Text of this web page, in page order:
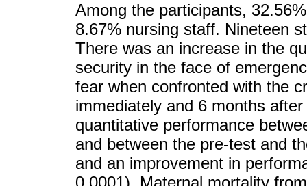
Among the participants,
8.67% nursing staff. Nineteen
There was an increase in the
security in the face of
fear when confronted with the
immediately and 6 months
quantitative performance
and between the pre-test and
and an improvement in